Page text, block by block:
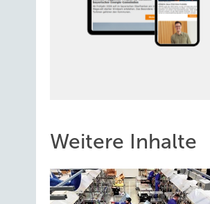
Weitere Inhalte